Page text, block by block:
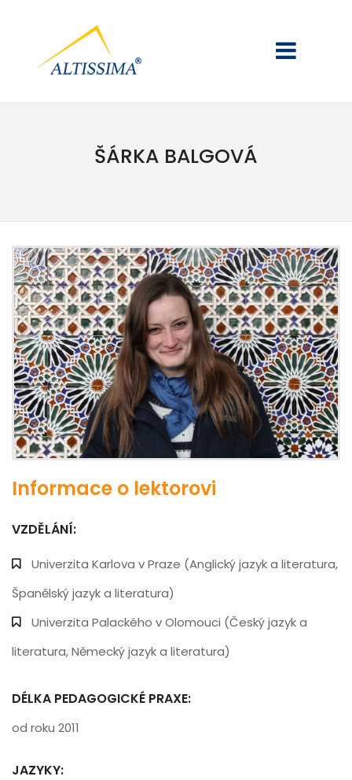
ŠÁRKA BALGOVÁ
Informace o lektorovi
VZDĚLÁNÍ:
Univerzita Karlova v Praze (Anglický jazyk a literatura,
Španělský jazyk a literatura)
Univerzita Palackého v Olomouci (Český jazyk a
literatura, Německý jazyk a literatura)
DÉLKA PEDAGOGICKÉ PRAXE:
od roku 2011
JAZYKY: